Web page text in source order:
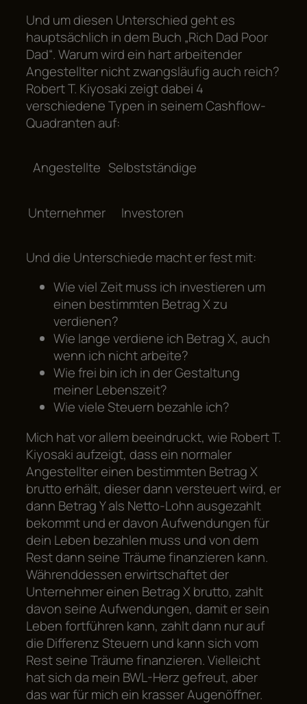
Und um diesen Unterschied geht es
hauptsächlich in dem Buch „Rich Dad Poor
Dad“. Warum wird ein hart arbeitender
Angestellter nicht zwangsläufig auch reich?
Robert T. Kiyosaki zeigt dabei 4
verschiedene Typen in seinem Cashflow-
Quadranten auf:
Angestellte Selbstständige
Unternehmer Investoren
Und die Unterschiede macht er fest mit:
Wie viel Zeit muss ich investieren um
einen bestimmten Betrag X zu
verdienen?
Wie lange verdiene ich Betrag X, auch
wenn ich nicht arbeite?
Wie frei bin ich in der Gestaltung
meiner Lebenszeit?
Wie viele Steuern bezahle ich?
Mich hat vor allem beeindruckt, wie Robert T.
Kiyosaki aufzeigt, dass ein normaler
Angestellter einen bestimmten Betrag X
brutto erhält, dieser dann versteuert wird, er
dann Betrag Y als Netto-Lohn ausgezahlt
bekommt und er davon Aufwendungen für
dein Leben bezahlen muss und von dem
Rest dann seine Träume finanzieren kann.
Währenddessen erwirtschaftet der
Unternehmer einen Betrag X brutto, zahlt
davon seine Aufwendungen, damit er sein
Leben fortführen kann, zahlt dann nur auf
die Differenz Steuern und kann sich vom
Rest seine Träume finanzieren. Vielleicht
hat sich da mein BWL-Herz gefreut, aber
das war für mich ein krasser Augenöffner.